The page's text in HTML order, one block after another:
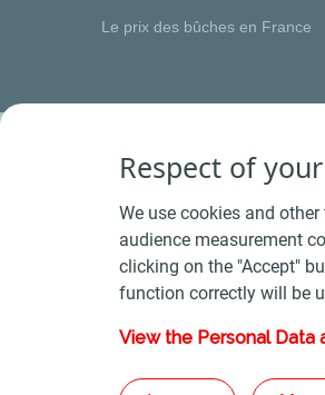
Le prix des bûches en France
Conditions Générales de
Respect of
We use cookies and
audience measurement
clicking on the "Accept"
function correctly will be
View the Personal Data